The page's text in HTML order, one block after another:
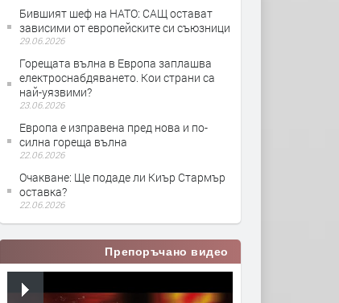
Бившият шеф на НАТО: САЩ остават
зависими от европейските си съюзници
29.06.2026
Горещата вълна в Европа заплашва
електроснабдяването. Kои страни са
най-уязвими?
23.06.2026
Европа е изправена пред нова и по-
силна гореща вълна
22.06.2026
Очакване: Ще подаде ли Киър Стармър
оставка?
22.06.2026
Препоръчано видео